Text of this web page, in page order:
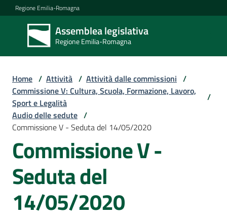
Vai al contenuto
Vai alla navigazione
Vai al footer
Regione Emilia-Romagna
Assemblea legislativa
Regione Emilia-Romagna
Assemblea
legislativa
Regione Emilia-
Assemblea
Attività
Home / Attività / Attività dalle commissioni /
Commissione V: Cultura, Scuola, Formazione, Lavoro,
Sport e Legalità
/
Audio delle sedute /
Commissione V - Seduta del 14/05/2020
Commissione V -
Seduta del
14/05/2020